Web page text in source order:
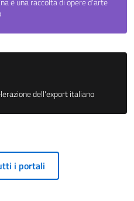
dell'export italiano
i portali